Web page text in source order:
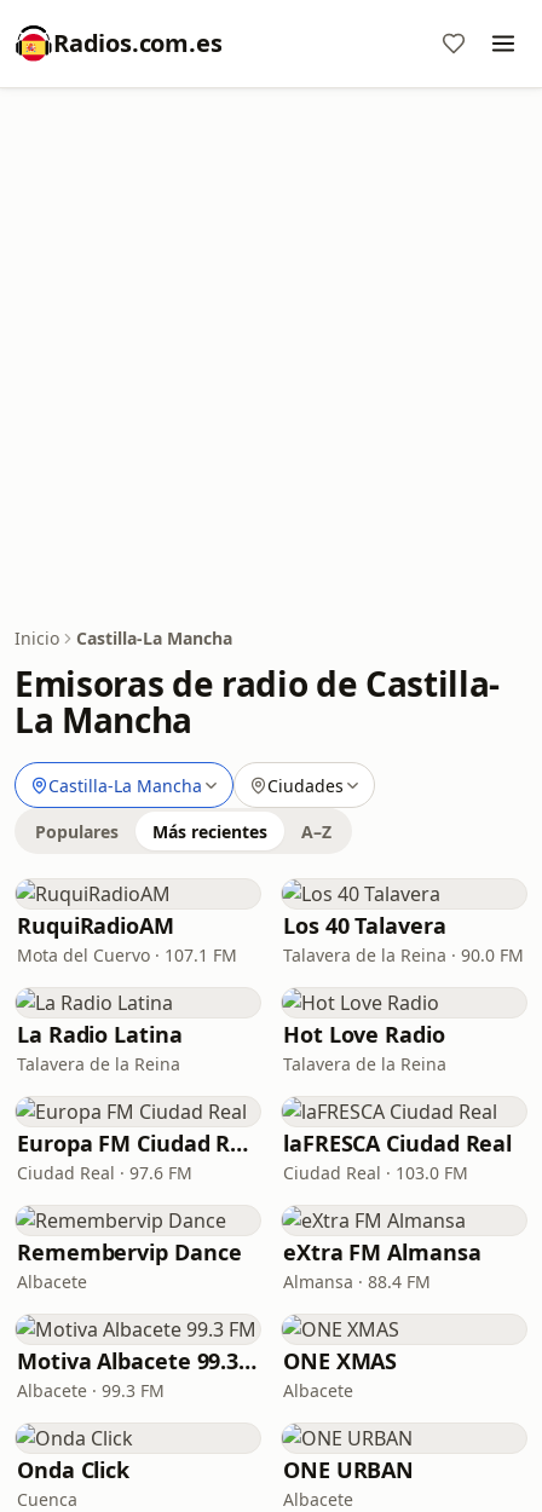
Radios.com.es
Inicio Castilla-La Mancha
Emisoras de radio de Castilla-
La Mancha
Castilla-La Mancha Ciudades
Populares Más recientes A–Z
RuquiRadioAM
Mota del Cuervo · 107.1 FM
Los 40 Talavera
Talavera de la Reina · 90.0 FM
La Radio Latina
Talavera de la Reina
Hot Love Radio
Talavera de la Reina
Europa FM Ciudad Real
Ciudad Real · 97.6 FM
laFRESCA Ciudad Real
Ciudad Real · 103.0 FM
Remembervip Dance
Albacete
eXtra FM Almansa
Almansa · 88.4 FM
Motiva Albacete 99.3 FM
Albacete · 99.3 FM
ONE XMAS
Albacete
Onda Click
Cuenca
ONE URBAN
Albacete